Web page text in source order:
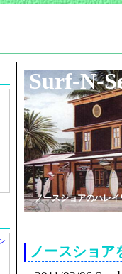
Surf-N-
ノースショアのハレ
ノースショア